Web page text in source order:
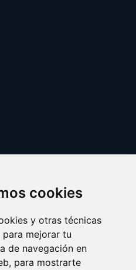
cookies
y otras técnicas
mejorar tu
de navegación en
para mostrarte
preferences
esfuerzo.es